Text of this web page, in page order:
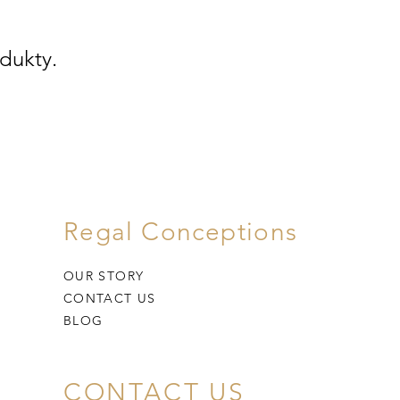
Regal Conceptions
OUR STORY
CONTACT US
BLOG
CONTACT US